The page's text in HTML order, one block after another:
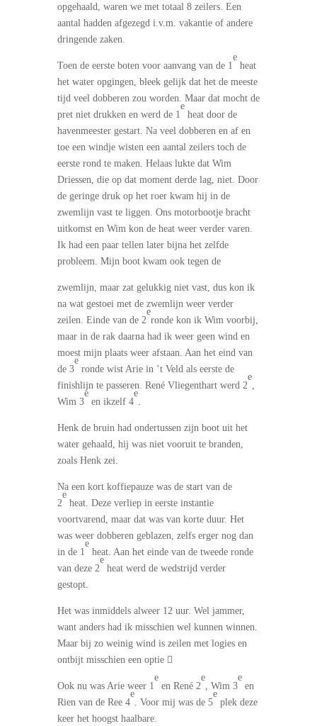
opgehaald, waren we met totaal 8 zeilers. Een
aantal hadden afgezegd i.v.m. vakantie of andere
dringende zaken.
Toen de eerste boten voor aanvang van de 1
e
heat
het water opgingen, bleek gelijk dat het de meeste
tijd veel dobberen zou worden. Maar dat mocht de
pret niet drukken en werd de 1
e
heat door de
havenmeester gestart. Na veel dobberen en af en
toe een windje wisten een aantal zeilers toch de
eerste rond te maken. Helaas lukte dat Wim
Driessen, die op dat moment derde lag, niet. Door
de geringe druk op het roer kwam hij in de
zwemlijn vast te liggen. Ons motorbootje bracht
uitkomst en Wim kon de heat weer verder varen.
Ik had een paar tellen later bijna het zelfde
probleem. Mijn boot kwam ook tegen de
zwemlijn, maar zat gelukkig niet vast, dus kon ik
na wat gestoei met de zwemlijn weer verder
zeilen. Einde van de 2
e
ronde kon ik Wim voorbij,
maar in de rak daarna had ik weer geen wind en
moest mijn plaats weer afstaan. Aan het eind van
de 3
e
ronde wist Arie in ’t Veld als eerste de
finishlijn te passeren. René Vliegenthart werd 2
e
Wim 3
e
en ikzelf 4
e
Henk de bruin had ondertussen zijn boot uit het
water gehaald, hij was niet vooruit te branden,
zoals Henk zei.
Na een kort koffiepauze was de start van de
2
e
heat. Deze verliep in eerste instantie
voortvarend, maar dat was van korte duur. Het
was weer dobberen geblazen, zelfs erger nog dan
in de 1
e
heat. Aan het einde van de tweede ronde
van deze 2
e
heat werd de wedstrijd verder
gestopt.
Het was inmiddels alweer 12 uur. Wel jammer,
want anders had ik misschien wel kunnen winnen.
Maar bij zo weinig wind is zeilen met logies en
ontbijt misschien een optie 
Ook nu was Arie weer 1
e
en René 2
e
, Wim 3
e
en
Rien van de Ree 4
e
. Voor mij was de 5
e
plek deze
keer het hoogst haalbare.